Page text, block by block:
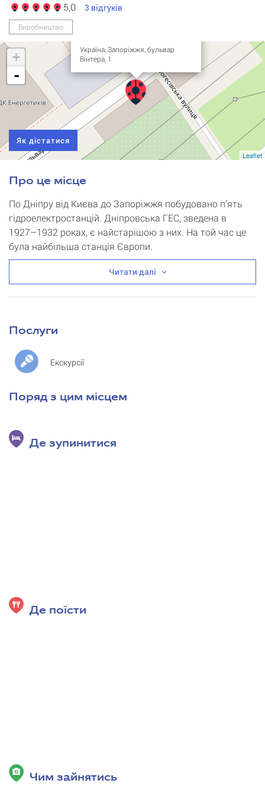
5,0 3 відгуків
Виробництво
Дніпровська
Україна, Запоріжжя, бульвар
Вінтера, 1
+
-
Leaflet
Як дістатися
Про це місце
По Дніпру від Києва до Запоріжжя побудовано п’ять
гідроелектростанцій. Дніпровська ГЕС, зведена в
1927–1932 роках, є найстарішою з них. На той час це
була найбільша станція Європи.
Читати далі
Послуги
Екскурсії
Поряд з цим місцем
Де зупинитися
Де поїсти
Чим зайнятись